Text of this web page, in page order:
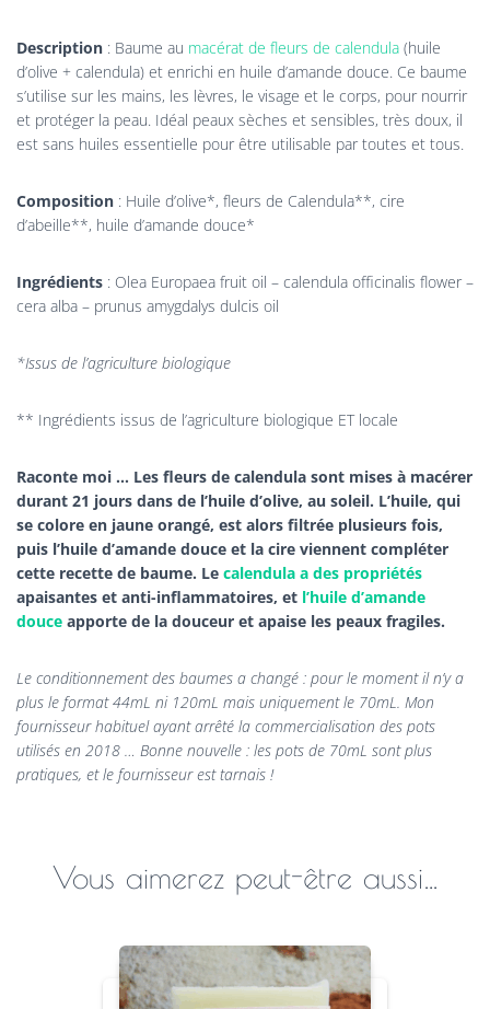
Description : Baume au macérat de fleurs de calendula (huile
d’olive + calendula) et enrichi en huile d’amande douce. Ce baume
s’utilise sur les mains, les lèvres, le visage et le corps, pour nourrir
et protéger la peau. Idéal peaux sèches et sensibles, très doux, il
est sans huiles essentielle pour être utilisable par toutes et tous.
Composition : Huile d’olive*, fleurs de Calendula**, cire
d’abeille**, huile d’amande douce*
Ingrédients : Olea Europaea fruit oil – calendula officinalis flower –
cera alba – prunus amygdalys dulcis oil
*Issus de l’agriculture biologique
** Ingrédients issus de l’agriculture biologique ET locale
Raconte moi … Les fleurs de calendula sont mises à macérer
durant 21 jours dans de l’huile d’olive, au soleil. L’huile, qui
se colore en jaune orangé, est alors filtrée plusieurs fois,
puis l’huile d’amande douce et la cire viennent compléter
cette recette de baume. Le calendula a des propriétés
apaisantes et anti-inflammatoires, et l’huile d’amande
douce apporte de la douceur et apaise les peaux fragiles.
Le conditionnement des baumes a changé : pour le moment il n’y a
plus le format 44mL ni 120mL mais uniquement le 70mL. Mon
fournisseur habituel ayant arrêté la commercialisation des pots
utilisés en 2018 … Bonne nouvelle : les pots de 70mL sont plus
pratiques, et le fournisseur est tarnais !
Vous aimerez peut-être aussi…